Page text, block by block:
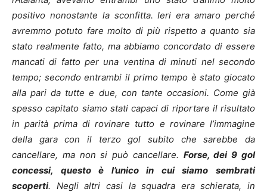
positivo nonostante la sconfitta. Ieri era amaro perché
avremmo potuto fare molto di più rispetto a quanto sia
stato realmente fatto, ma abbiamo concordato di essere
mancati di fatto per una ventina di minuti nel secondo
tempo; secondo entrambi il primo tempo è stato giocato
alla pari da tutte e due, con tante occasioni. Come già
spesso capitato siamo stati capaci di riportare il risultato
in parità prima di rovinare tutto e rovinare l’immagine
della gara con il terzo gol subito che sarebbe da
cancellare, ma non si può cancellare. Forse, dei 9 gol
concessi, questo è l’unico in cui siamo sembrati
scoperti. Negli altri casi la squadra era schierata, in